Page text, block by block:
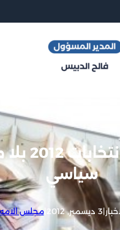
خبراء: انتخابات 2012 بلا مال
|مجلس الامه